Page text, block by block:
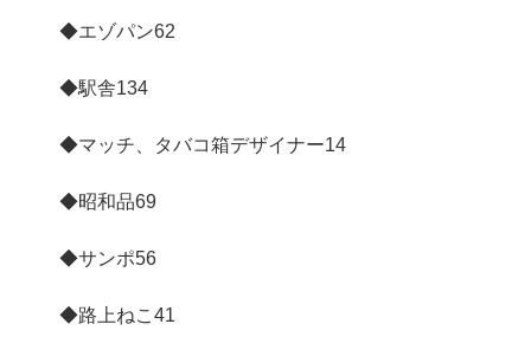
◆エゾパン62
◆駅舎134
◆マッチ、タバコ箱デザイナー14
◆昭和品69
◆サンポ56
◆路上ねこ 41